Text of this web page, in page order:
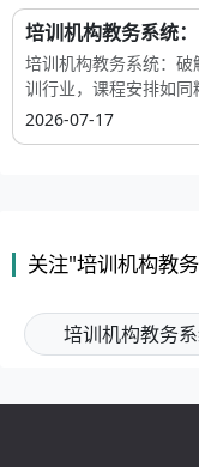
培训机构教务系统
培训机构教务系统：
训行业，课程安排如
2026-07-17
关注"培训机构教
培训机构教务